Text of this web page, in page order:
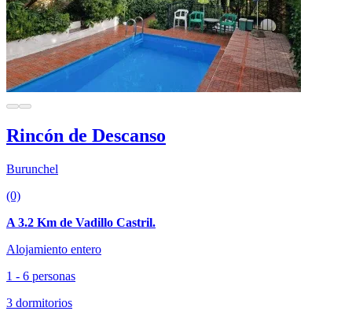
Rincón de Descanso
Burunchel
(0)
A 3.2 Km de Vadillo Castril.
Alojamiento entero
1 - 6 personas
3 dormitorios